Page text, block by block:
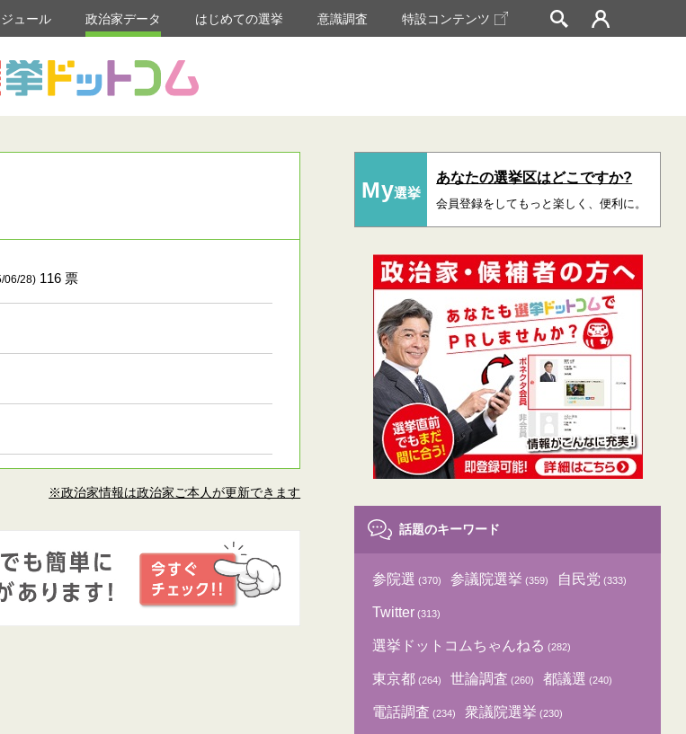
ュール 政治家データ はじめての選挙 意識調査 特設コンテンツ
06/28)116 票
※政治家情報は政治家ご本人が更新できます
My選挙
あなたの選挙区はどこですか?
会員登録をしてもっと楽しく、便利に。
話題のキーワード
参院選 (370) 参議院選挙 (359) 自民党 (333)
Twitter (313)
選挙ドットコムちゃんねる (282)
東京都 (264) 世論調査 (260) 都議選 (240)
電話調査 (234) 衆議院選挙 (230)